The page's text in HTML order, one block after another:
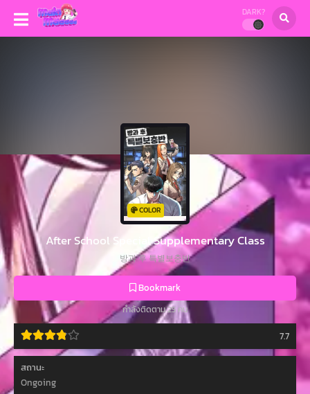
DARK?
COLOR
After School Special Supplementary Class
방과 후 특별보충반
Bookmark
กำลังติดตาม 25 คน
7.7
สถานะ
Ongoing